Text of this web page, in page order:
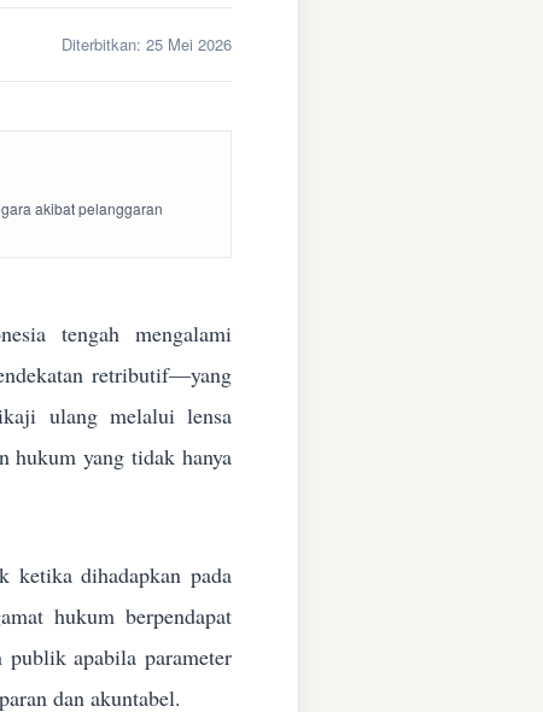
Diterbitkan: 25 Mei 2026
akibat pelanggaran
tengah mengalami
retributif—yang
ulang melalui lensa
hukum yang tidak hanya
ketika dihadapkan pada
hukum berpendapat
publik apabila parameter
dan akuntabel.